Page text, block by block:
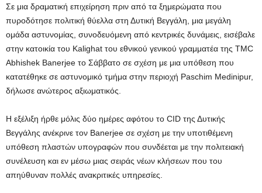
Σε μια δραματική επιχείρηση πριν από τα ξημερώματα που
πυροδότησε πολιτική θύελλα στη Δυτική Βεγγάλη, μια μεγάλη
ομάδα αστυνομίας, συνοδευόμενη από κεντρικές δυνάμεις, εισέβαλε
στην κατοικία του Kalighat του εθνικού γενικού γραμματέα της TMC
Abhishek Banerjee το Σάββατο σε σχέση με μια υπόθεση που
κατατέθηκε σε αστυνομικό τμήμα στην περιοχή Paschim Medinipur,
δήλωσε ανώτερος αξιωματικός.
Η εξέλιξη ήρθε μόλις δύο ημέρες αφότου το CID της Δυτικής
Βεγγάλης ανέκρινε τον Banerjee σε σχέση με την υποτιθέμενη
υπόθεση πλαστών υπογραφών που συνδέεται με την πολιτειακή
συνέλευση και εν μέσω μιας σειράς νέων κλήσεων που του
απηύθυναν πολλές ανακριτικές υπηρεσίες.